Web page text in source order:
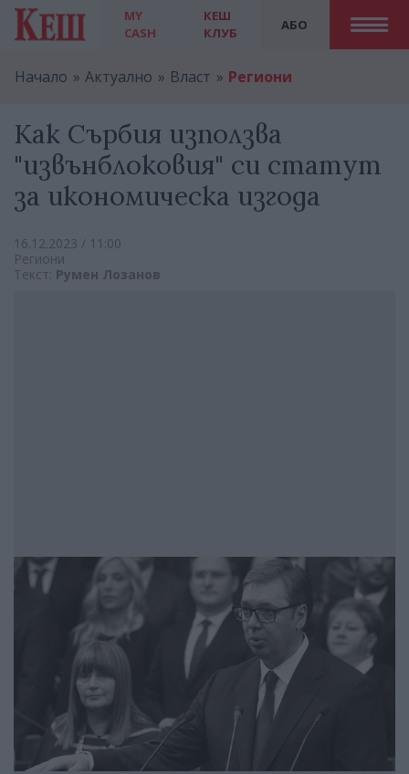
MY
CASH
АБО
КЕШ
КЛУБ
Начало Актуално Власт Региони
Как Сърбия използва
"извънблоковия" си статут
за икономическа изгода
16.12.2023 / 11:00
Региони
Текст: Румен Лозанов